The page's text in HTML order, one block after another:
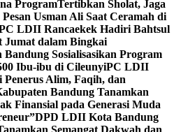
ProgramTertibkan Sholat, Jaga
Usman Ali Saat Ceramah di
LDII Rancaekek Hadiri Bahtsul
Jumat dalam Bingkai
Sosialisasikan Program
Ibu-ibu di CileunyiPC LDII
Alim, Faqih, dan
Bandung Tanamkan
Finansial pada Generasi Muda
DPD LDII Kota Bandung
Semangat Dakwah dan